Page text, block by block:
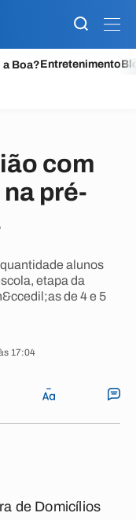
a Boa?Entretenimento
com
pré-
alunos
etapa da
de 4 e 5
17:04
de Domicílios